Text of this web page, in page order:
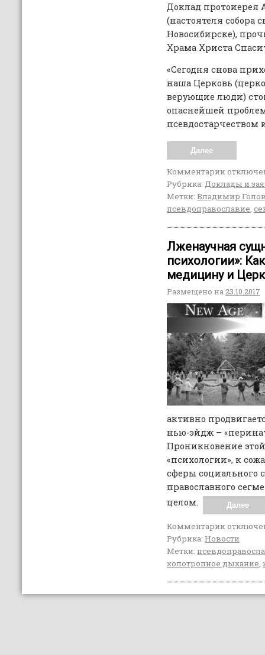
Доклад протоиерея
(настоятеля собора
Новосибирске),
Храма Христа
«Сегодня снова
наша Церковь
верующие люди)
опаснейшей
Далее
Комментарии
Рубрика: Доклады и
Метки: Владимир
псевдоправославие,
Лженаучная
психологии»:
медицину и
Размещено на 23.10.2017
активно
нью-эйдж –
Проникновение
«психологии», к
сферы социального
православного
целом.
Далее
Комментарии
Рубрика: Новости
Метки:
холотропное дыхание,